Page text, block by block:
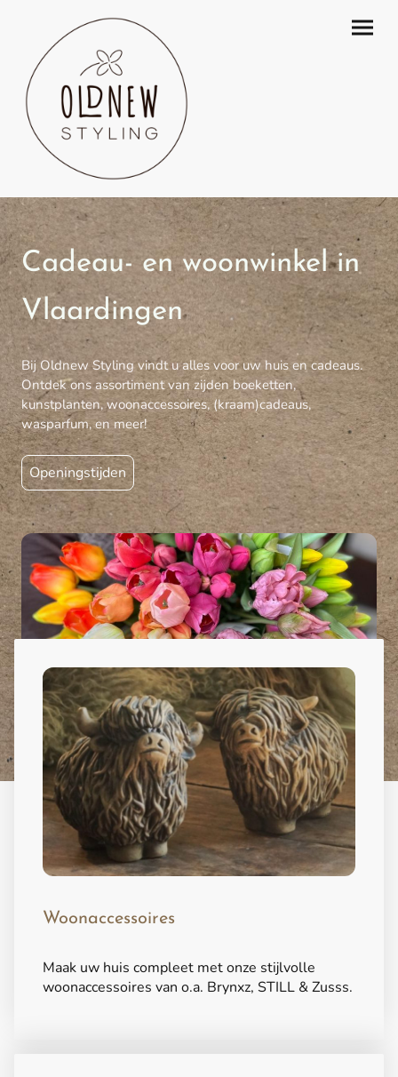
Cadeau- en woonwinkel in
Vlaardingen
Bij Oldnew Styling vindt u alles voor uw huis en cadeaus.
Ontdek ons assortiment van zijden boeketten,
kunstplanten, woonaccessoires, (kraam)cadeaus,
wasparfum, en meer!
Openingstijden
Woonaccessoires
Maak uw huis compleet met onze stijlvolle
woonaccessoires van o.a. Brynxz, STILL & Zusss.